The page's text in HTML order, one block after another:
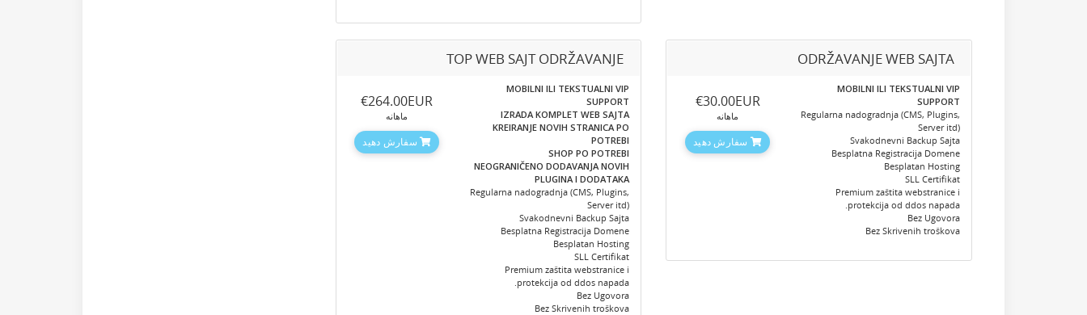
ODRŽAVANJE WEB SAJTA
MOBILNI ILI TEKSTUALNI VIP
SUPPORT
Regularna nadogradnja (CMS, Plugins,
Server itd)
Svakodnevni Backup Sajta
Besplatna Registracija Domene
Besplatan Hosting
SLL Certifikat
Premium zaštita webstranice i
protekcija od ddos napada.
Bez Ugovora
Bez Skrivenih troškova
‎€30.00EUR
ماهانه
سفارش دهید
TOP WEB SAJT ODRŽAVANJE
MOBILNI ILI TEKSTUALNI VIP
SUPPORT
IZRADA KOMPLET WEB SAJTA
KREIRANJE NOVIH STRANICA PO
POTREBI
SHOP PO POTREBI
NEOGRANIČENO DODAVANJA NOVIH
PLUGINA I DODATAKA
Regularna nadogradnja (CMS, Plugins,
Server itd)
Svakodnevni Backup Sajta
Besplatna Registracija Domene
Besplatan Hosting
SLL Certifikat
Premium zaštita webstranice i
protekcija od ddos napada.
Bez Ugovora
Bez Skrivenih troškova
‎€264.00EUR
ماهانه
سفارش دهید